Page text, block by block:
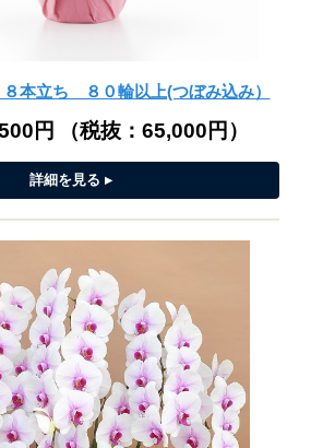
立ち ８０輪以上(つぼみ込み）
円 （税抜： 65,000円 ）